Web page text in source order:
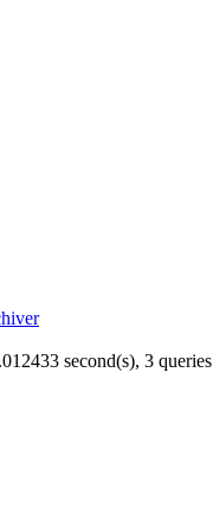
second(s), 3 queries